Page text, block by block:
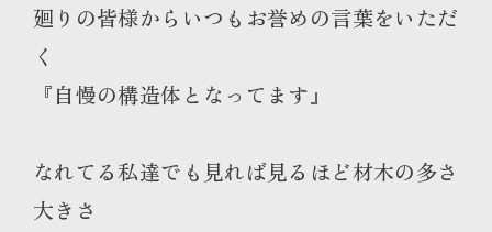
廻りの皆様からいつもお誉めの言葉をいただ
く
『自慢の構造体となってます』
なれてる私達でも見れば見るほど材木の多さ
大きさ